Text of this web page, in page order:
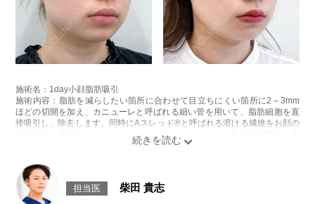
施術名：1day小顔脂肪吸引
施術内容：脂肪を減らしたい箇所に合わせて目立ちにくい箇所に2～3mm
ほどの切開を加え、カニューレと呼ばれる細い管を用いて、脂肪細胞を直
接吸引し、除去します。同時にAスレッド®と呼ばれる溶ける繊維をお顔の
目立たない部分から皮下へ挿入し、皮膚を内側から引き上げて固定しま
リスク、副作用：赤み、熱感、痛み、しびれ、むくみ、内出血、引き攣れ
感などが術後一時的に生じることがございます。また、稀に貧血、細菌感
染症、左右差、施術箇所の知覚鈍麻、ぼこつき、硬結、瘢痕化、色素沈
担当医 柴田 貴志